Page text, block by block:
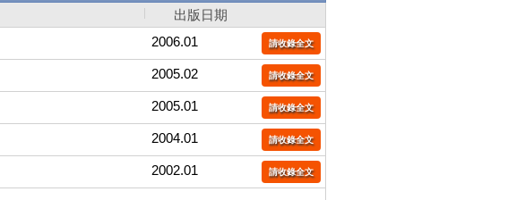
出版日期
2006.01 請收錄全文
2005.02 請收錄全文
2005.01 請收錄全文
2004.01 請收錄全文
2002.01 請收錄全文